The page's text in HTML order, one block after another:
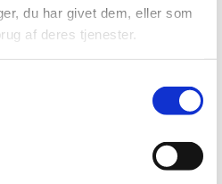
du har givet dem, eller som
af deres tjenester.